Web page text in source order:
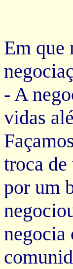
Em que
- A
vidas
troca de
por um
negocia